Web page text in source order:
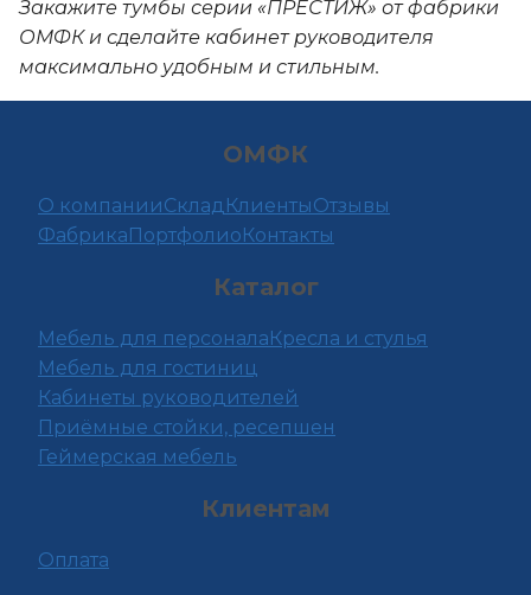
Закажите тумбы серии «ПРЕСТИЖ» от фабрики
ОМФК и сделайте кабинет руководителя
максимально удобным и стильным.
ОМФК
О компанииСкладКлиентыОтзывы
ФабрикаПортфолиоКонтакты
Каталог
Мебель для персоналаКресла и стулья
Мебель для гостиниц
Кабинеты руководителей
Приёмные стойки, ресепшен
Геймерская мебель
Клиентам
Оплата